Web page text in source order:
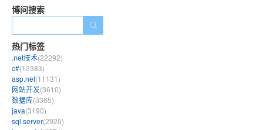
博问搜索
热门标签
.net技术(22292)
c#(12383)
asp.net(11131)
网站开发(3610)
数据库(3365)
java(3190)
sql server(2920)